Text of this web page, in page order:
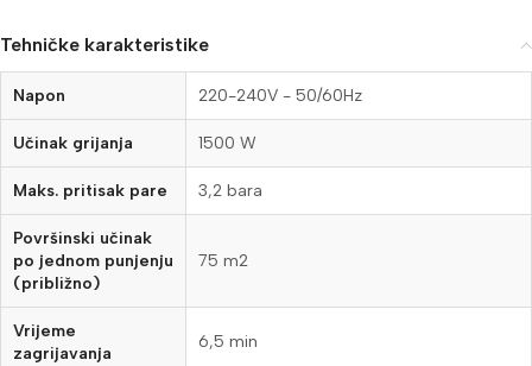
Tehničke karakteristike
Napon 220-240V - 50/60Hz
Učinak grijanja 1500 W
Maks. pritisak pare 3,2 bara
Površinski učinak
po jednom punjenju
(približno)
75 m2
Vrijeme
zagrijavanja
6,5 min